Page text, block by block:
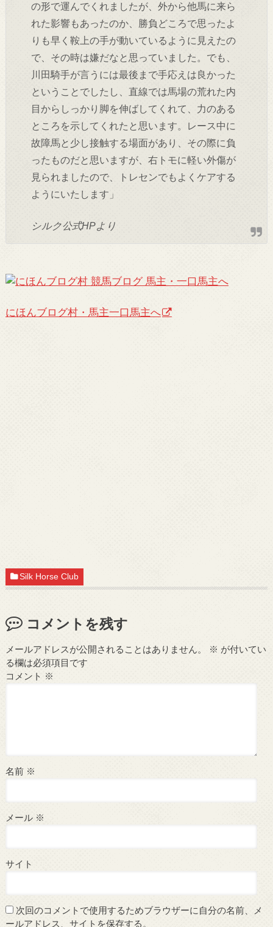
の形で運んでくれましたが、外から他馬に来ら
れた影響もあったのか、勝負どころで思ったよ
りも早く鞍上の手が動いているように見えたの
で、その時は嫌だなと思っていました。でも、
川田騎手が言うには最後まで手応えは良かった
ということでしたし、直線では馬場の荒れた内
目からしっかり脚を伸ばしてくれて、力のある
ところを示してくれたと思います。レース中に
故障馬と少し接触する場面があり、その際に負
ったものだと思いますが、右トモに軽い外傷が
見られましたので、トレセンでもよくケアする
ようにいたします」
シルク公式HPより
にほんブログ村・馬主一口馬主へ
Silk Horse Club
コメントを残す
メールアドレスが公開されることはありません。 ※ が付いてい
る欄は必須項目です
コメント ※
名前 ※
メール ※
サイト
次回のコメントで使用するためブラウザーに自分の名前、メ
ールアドレス、サイトを保存する。